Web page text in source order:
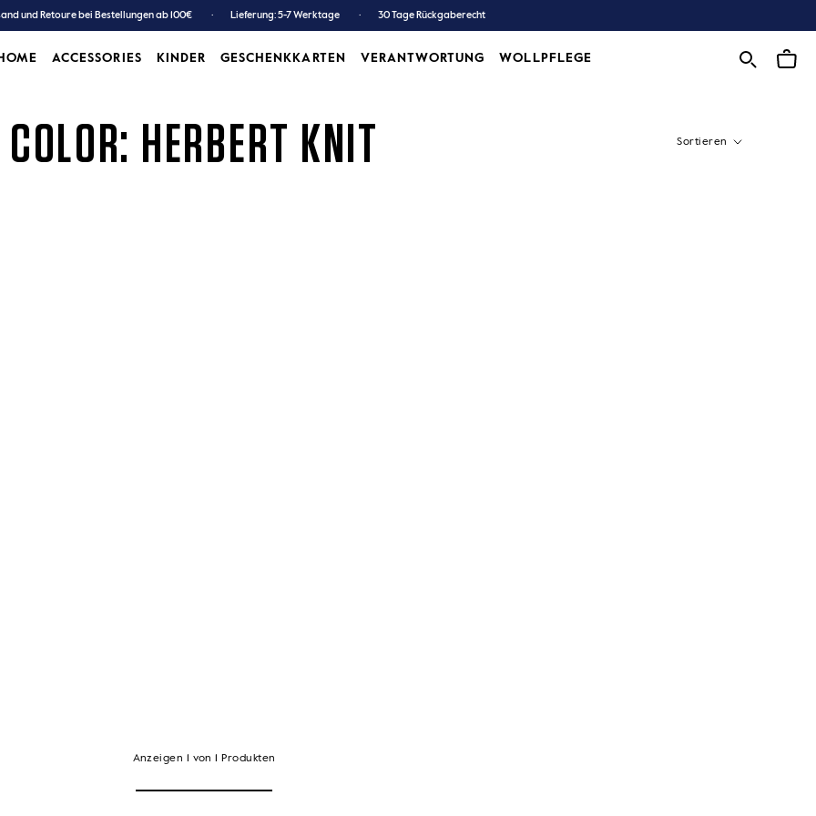
und Retoure bei Bestellungen ab 100€ Lieferung: 5-7 Werktage 30 Tage Rückgaberecht
ACCESSORIES
KINDER
GESCHENKKARTEN
VERANTWORTUNG
WOLLPFLEGE
COLOR: HERBERT KNIT Sortieren
Anzeigen 1 von 1 Produkten